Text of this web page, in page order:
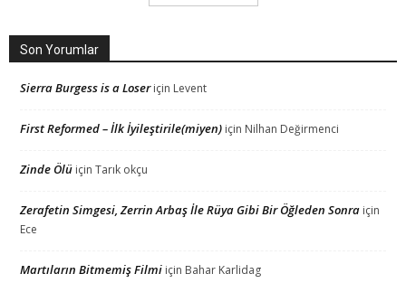
Son Yorumlar
Sierra Burgess is a Loseriçin Levent
First Reformed – İlk İyileştirile(miyen) için Nilhan Değirmenci
Zinde Ölü için Tarık okçu
Zerafetin Simgesi, Zerrin Arbaş İle Rüya Gibi Bir Öğleden Sonra için
Ece
Martıların Bitmemiş Filmi için Bahar Karlidag